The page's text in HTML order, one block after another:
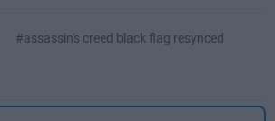
#assassin's creed black flag resynced